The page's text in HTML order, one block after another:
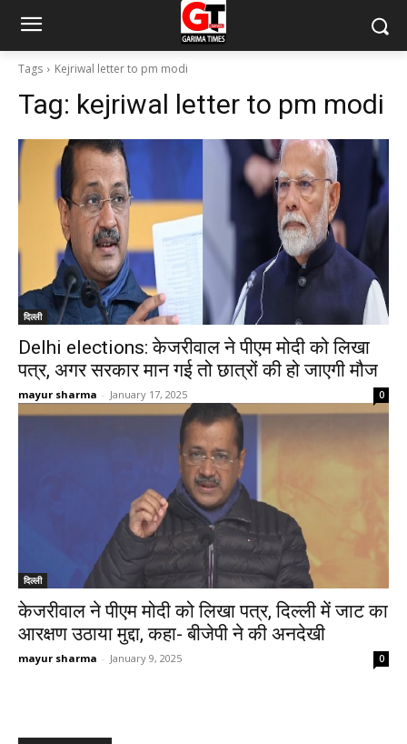
Tags Kejriwal letter to pm modi
Tag: kejriwal letter to pm modi
दिल्ली
Delhi elections: केजरीवाल ने पीएम मोदी को लिखा
पत्र, अगर सरकार मान गई तो छात्रों की हो जाएगी मौज
mayur sharma - January 17, 2025 0
दिल्ली
केजरीवाल ने पीएम मोदी को लिखा पत्र, दिल्ली में जाट का
आरक्षण उठाया मुद्दा, कहा- बीजेपी ने की अनदेखी
mayur sharma - January 9, 2025 0